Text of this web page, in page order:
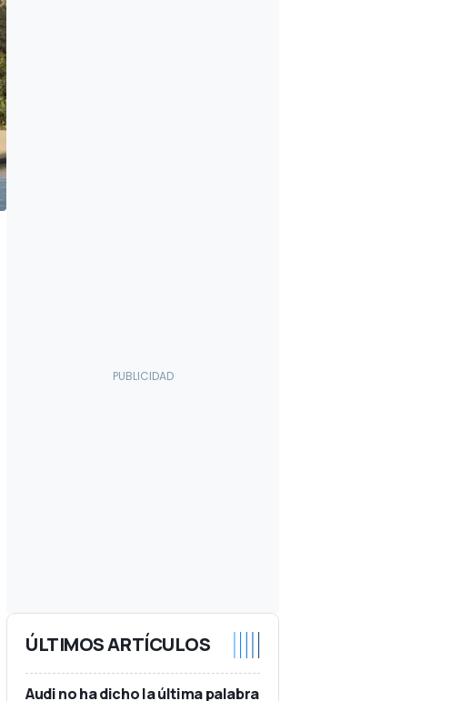
ÚLTIMOS ARTÍCULOS
Audi no ha dicho la última palabra